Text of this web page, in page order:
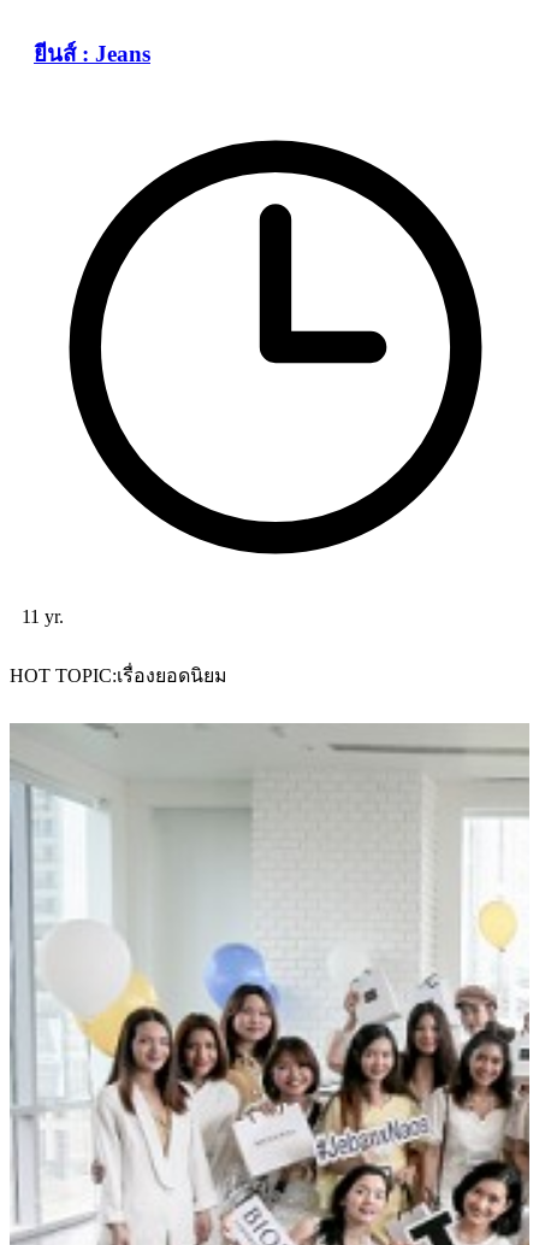
ยีนส์ : Jeans
11 yr.
HOT TOPIC เรื่องยอดนิยม